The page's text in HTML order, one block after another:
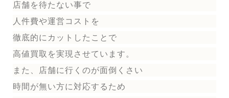
店舗を待たない事で
人件費や運営コストを
徹底的にカットしたことで
高値買取を実現させています。
また、店舗に行くのが面倒くさい
時間が無い方に対応するため